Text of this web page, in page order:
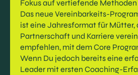
Fokus auf vertiefende
Das neue Vereinbarkeits-
ist eine Jahresformat für Mütter,
Partnerschaft und Karriere
empfehlen, mit dem Core
Wenn Du jedoch bereits eine
Leader mit ersten Coaching-